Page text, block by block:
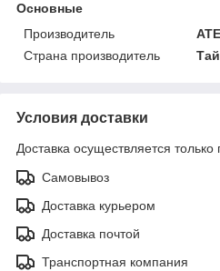
Основные
Производитель
Страна производитель
Условия доставки
Доставка осуществляется
Самовывоз
Доставка курьером
Доставка почтой
Транспортная компания